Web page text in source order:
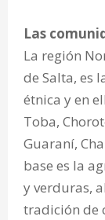
Las
La región
de Salta, es
étnica y en
Toba,
Guaraní,
base es la
y verduras,
tradición de